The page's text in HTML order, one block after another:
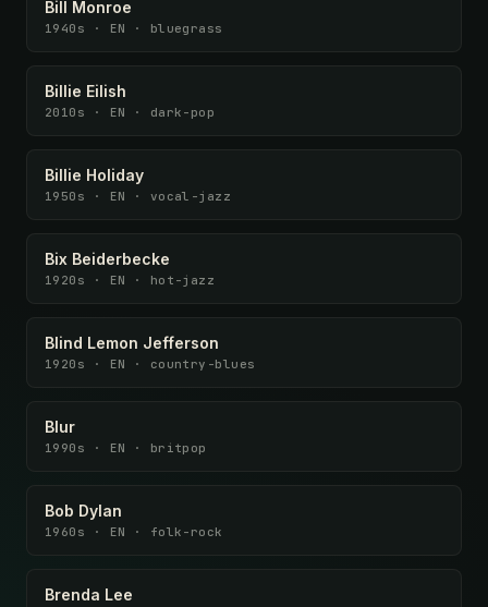
Bill Monroe
1940s · EN · bluegrass
Billie Eilish
2010s · EN · dark-pop
Billie Holiday
1950s · EN · vocal-jazz
Bix Beiderbecke
1920s · EN · hot-jazz
Blind Lemon Jefferson
1920s · EN · country-blues
Blur
1990s · EN · britpop
Bob Dylan
1960s · EN · folk-rock
Brenda Lee